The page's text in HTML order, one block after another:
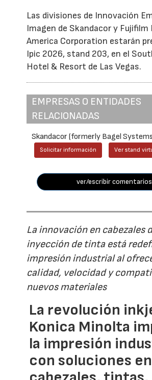
Las divisiones de Innovación
Imagen de Skandacor y
America Corporation estarán
Ipic 2026, stand 203, en el
Hotel & Resort de Las Vegas.
EMPRESAS O ENTIDADES
RELACIONADAS
Skandacor (formerly Bagel
Solicitar información Ver stand
ver/escribir comentarios
La innovación en cabezales
inyección de tinta está
impresión industrial al
calidad, velocidad y
nuevos materiales
La revolución
Konica Minolta
la impresión
con soluciones en